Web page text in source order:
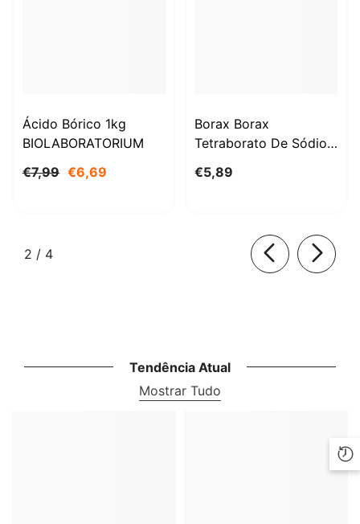
Ácido Bórico 1kg
BIOLABORATORIUM
€7,99 €6,69
Borax Borax
Tetraborato De Sódio
BioLaboratorium
€5,89
2 / de
4
Tendência Atual
Mostrar Tudo